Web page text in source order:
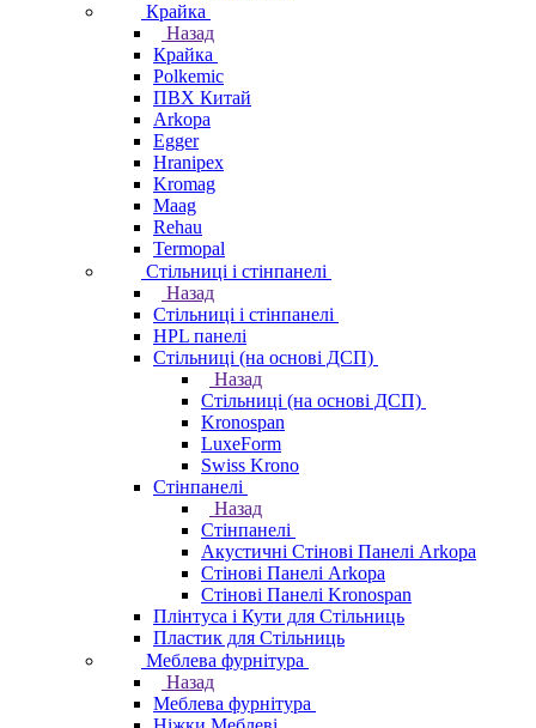
Крайка
Назад
Крайка
Polkemic
ПВХ Китай
Arkopa
Egger
Hranipex
Kromag
Maag
Rehau
Termopal
Стільниці і стінпанелі
Назад
Стільниці і стінпанелі
HPL панелі
Стільниці (на основі ДСП)
Назад
Стільниці (на основі ДСП)
Kronospan
LuxeForm
Swiss Krono
Стінпанелі
Назад
Стінпанелі
Акустичні Стінові Панелі Аrkopa
Стінові Панелі Arkopa
Стінові Панелі Kronospan
Плінтуса і Кути для Стільниць
Пластик для Стільниць
Меблева фурнітура
Назад
Меблева фурнітура